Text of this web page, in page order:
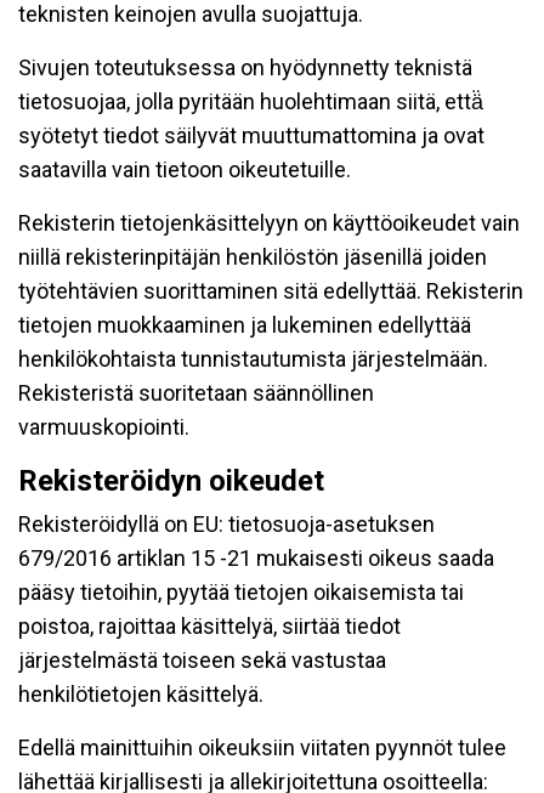
teknisten keinojen avulla suojattuja.
Sivujen toteutuksessa on hyödynnetty teknistä
tietosuojaa, jolla pyritään huolehtimaan siitä, että̈
syötetyt tiedot säilyvät muuttumattomina ja ovat
saatavilla vain tietoon oikeutetuille.
Rekisterin tietojenkäsittelyyn on käyttöoikeudet vain
niillä rekisterinpitäjän henkilöstön jäsenillä joiden
työtehtävien suorittaminen sitä edellyttää. Rekisterin
tietojen muokkaaminen ja lukeminen edellyttää
henkilökohtaista tunnistautumista järjestelmään.
Rekisteristä suoritetaan säännöllinen
varmuuskopiointi.
Rekisteröidyn oikeudet
Rekisteröidyllä on EU: tietosuoja-asetuksen
679/2016 artiklan 15 -21 mukaisesti oikeus saada
pääsy tietoihin, pyytää tietojen oikaisemista tai
poistoa, rajoittaa käsittelyä, siirtää tiedot
järjestelmästä toiseen sekä vastustaa
henkilötietojen käsittelyä.
Edellä mainittuihin oikeuksiin viitaten pyynnöt tulee
lähettää kirjallisesti ja allekirjoitettuna osoitteella: